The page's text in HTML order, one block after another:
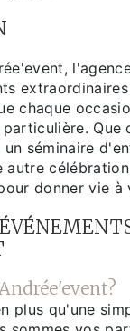
chaque
Que
séminaire
autre
donner vie à
plus qu'une